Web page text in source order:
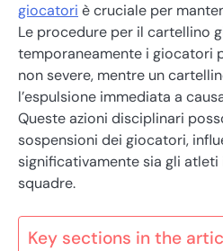
giocatori è cruciale per
Le procedure per il cartellino
temporaneamente i giocatori
non severe, mentre un
l’espulsione immediata a
Queste azioni disciplinari
sospensioni dei giocatori,
significativamente sia gli
squadre.
Key sections in the